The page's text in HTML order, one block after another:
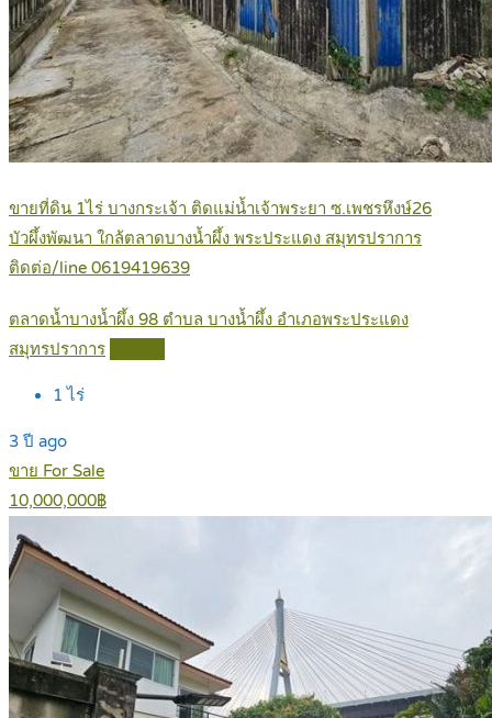
ขายที่ดิน 1ไร่ บางกระเจ้า ติดแม่น้ำเจ้าพระยา ซ.เพชรหึงษ์26
บัวผึ้งพัฒนา ใกล้ตลาดบางน้ำผึ้ง พระประแดง สมุทรปราการ
ติดต่อ/line 0619419639
ตลาดน้ำบางน้ำผึ้ง 98 ตำบล บางน้ำผึ้ง อำเภอพระประแดง
สมุทรปราการ
1 ไร่
3 ปี ago
ขาย For Sale
10,000,000฿